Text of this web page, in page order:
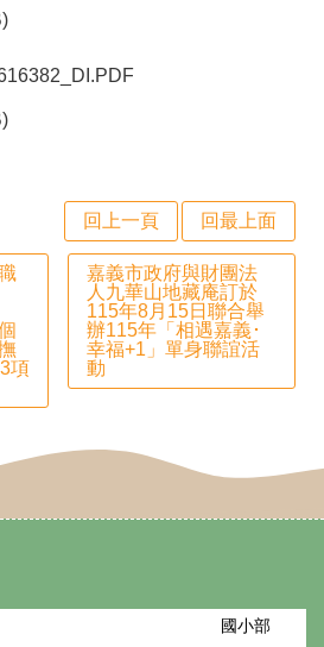
回上一頁 回最上面
項
嘉義市政府與財團法
人九華山地藏庵訂於
115年8月15日聯合舉
辦115年「相遇嘉義･
幸福+1」單身聯誼活
動
部 國小部